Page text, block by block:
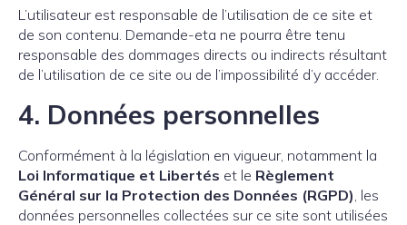
L’utilisateur est responsable de l’utilisation de ce site et
de son contenu. Demande-eta ne pourra être tenu
responsable des dommages directs ou indirects résultant
de l’utilisation de ce site ou de l’impossibilité d’y accéder.
4. Données personnelles
Conformément à la législation en vigueur, notamment la
Loi Informatique et Libertés et le Règlement
Général sur la Protection des Données (RGPD), les
données personnelles collectées sur ce site sont utilisées